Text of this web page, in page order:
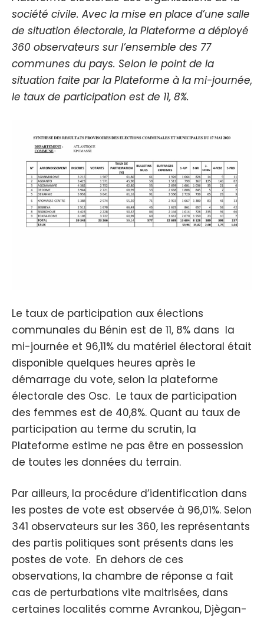
société civile. Avec la mise en place d’une salle
de situation électorale, la Plateforme a déployé
360 observateurs sur l’ensemble des 77
communes du pays. Selon le point de la
situation faite par la Plateforme à la mi-journée,
le taux de participation est de 11, 8%.
Le taux de participation aux élections
communales du Bénin est de 11, 8% dans la
mi-journée et 96,11% du matériel électoral était
disponible quelques heures après le
démarrage du vote, selon la plateforme
électorale des Osc. Le taux de participation
des femmes est de 40,8%. Quant au taux de
participation au terme du scrutin, la
Plateforme estime ne pas être en possession
de toutes les données du terrain.
Par ailleurs, la procédure d’identification dans
les postes de vote est observée à 96,01%. Selon
341 observateurs sur les 360, les représentants
des partis politiques sont présents dans les
postes de vote. En dehors de ces
observations, la chambre de réponse a fait
cas de perturbations vite maitrisées, dans
certaines localités comme Avrankou, Djègan-